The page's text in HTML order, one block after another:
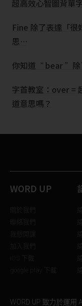
超高效心智圖背單
Fine 除了表達「很
思…
你知道“ bear ”除
字首教室：over =
道意思嗎？
WORD UP
WORD UP 致力於運用